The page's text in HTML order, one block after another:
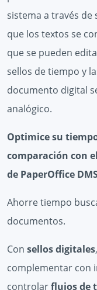
sistema a través de
que los textos se
que se pueden
sellos de tiempo y
documento digital
analógico.
Optimice su
comparación con
de PaperOffice
Ahorre tiempo
documentos.
Con sellos digitales
complementar con
controlarflujos de